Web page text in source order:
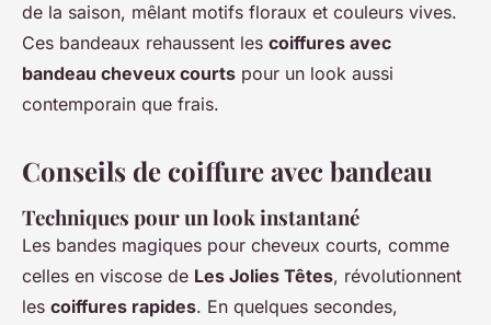
de la saison, mêlant motifs floraux et couleurs vives.
Ces bandeaux rehaussent les coiffures avec
bandeau cheveux courts pour un look aussi
contemporain que frais.
Conseils de coiffure avec bandeau
Techniques pour un look instantané
Les bandes magiques pour cheveux courts, comme
celles en viscose de Les Jolies Têtes, révolutionnent
les coiffures rapides. En quelques secondes,